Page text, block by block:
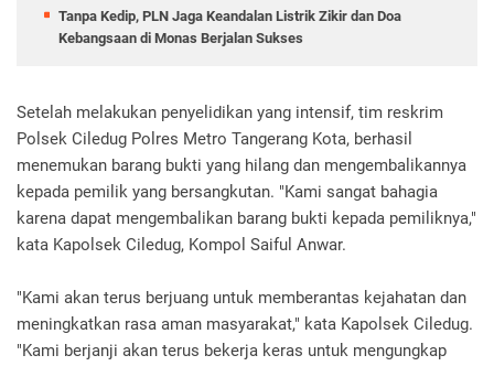
Tanpa Kedip, PLN Jaga Keandalan Listrik Zikir dan Doa
Kebangsaan di Monas Berjalan Sukses
Setelah melakukan penyelidikan yang intensif, tim reskrim
Polsek Ciledug Polres Metro Tangerang Kota, berhasil
menemukan barang bukti yang hilang dan mengembalikannya
kepada pemilik yang bersangkutan. "Kami sangat bahagia
karena dapat mengembalikan barang bukti kepada pemiliknya,"
kata Kapolsek Ciledug, Kompol Saiful Anwar.
"Kami akan terus berjuang untuk memberantas kejahatan dan
meningkatkan rasa aman masyarakat," kata Kapolsek Ciledug.
"Kami berjanji akan terus bekerja keras untuk mengungkap